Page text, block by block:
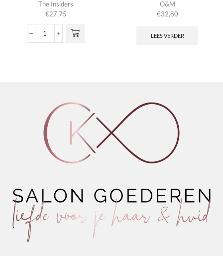
The Insiders
€27,75
Slick
O&M
€32,80
LEES VERDER